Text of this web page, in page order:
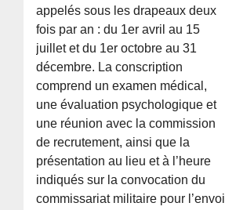
appelés sous les drapeaux deux
fois par an : du 1er avril au 15
juillet et du 1er octobre au 31
décembre. La conscription
comprend un examen médical,
une évaluation psychologique et
une réunion avec la commission
de recrutement, ainsi que la
présentation au lieu et à l’heure
indiqués sur la convocation du
commissariat militaire pour l’envoi